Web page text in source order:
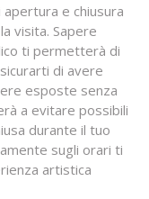
e chiusura
visita. Sapere
ti permetterà di
di avere
esposte senza
a evitare possibili
durante il tuo
sugli orari ti
artistica